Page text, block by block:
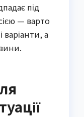
під
— варто
варіанти, а